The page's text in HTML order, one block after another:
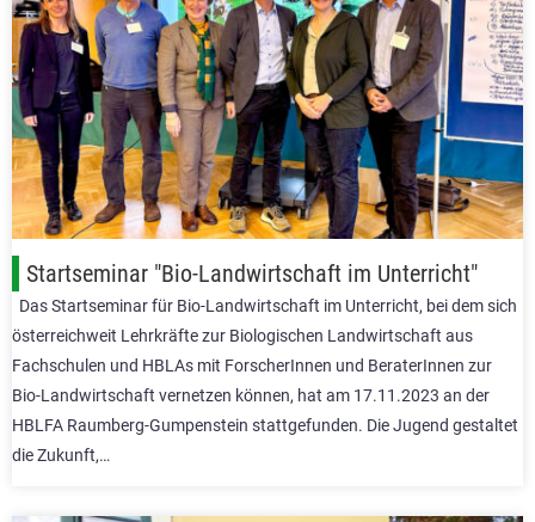
Startseminar "Bio-Landwirtschaft im Unterricht"
Das Startseminar für Bio-Landwirtschaft im Unterricht, bei dem sich
österreichweit Lehrkräfte zur Biologischen Landwirtschaft aus
Fachschulen und HBLAs mit ForscherInnen und BeraterInnen zur
Bio-Landwirtschaft vernetzen können, hat am 17.11.2023 an der
HBLFA Raumberg-Gumpenstein stattgefunden. Die Jugend gestaltet
die Zukunft,…